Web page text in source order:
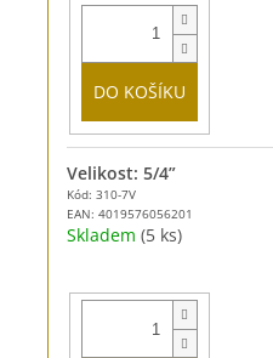
DO KOŠÍKU
Kód: 310-7V
EAN: 4019576056201
Velikost: 5/4”
Skladem (5 ks)